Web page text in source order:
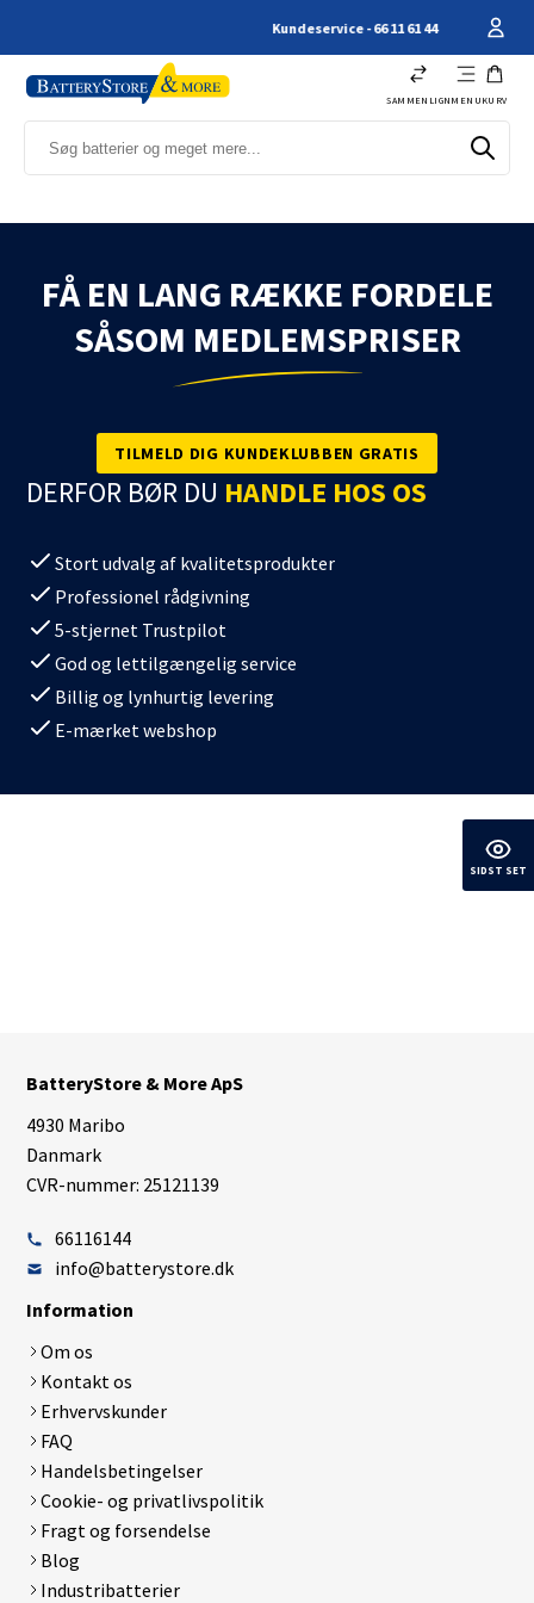
Kundeservice - 66 11 61 44
SAMMENLIGN MENU KURV
FÅ EN LANG RÆKKE FORDELE
SÅSOM MEDLEMSPRISER
TILMELD DIG KUNDEKLUBBEN GRATIS
DERFOR BØR DU HANDLE HOS OS
Stort udvalg af kvalitetsprodukter
Professionel rådgivning
5-stjernet Trustpilot
God og lettilgængelig service
Billig og lynhurtig levering
E-mærket webshop
BatteryStore & More ApS
4930 Maribo
Danmark
CVR-nummer: 25121139
66116144
info@batterystore.dk
Information
Om os
Kontakt os
Erhvervskunder
FAQ
Handelsbetingelser
Cookie- og privatlivspolitik
Fragt og forsendelse
Blog
Industribatterier
SIDST SET